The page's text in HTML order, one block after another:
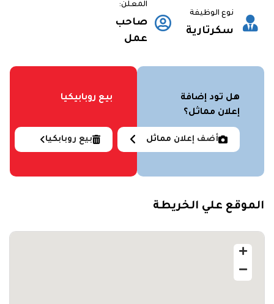
نوع الوظيفة
سكرتارية
المعلن:
صاحب
عمل
هل تود إضافة
إعلان مماثل؟
أضف إعلان مماثل
بيع روبابيكيا
بيع روبابكيا
الموقع علي الخريطة